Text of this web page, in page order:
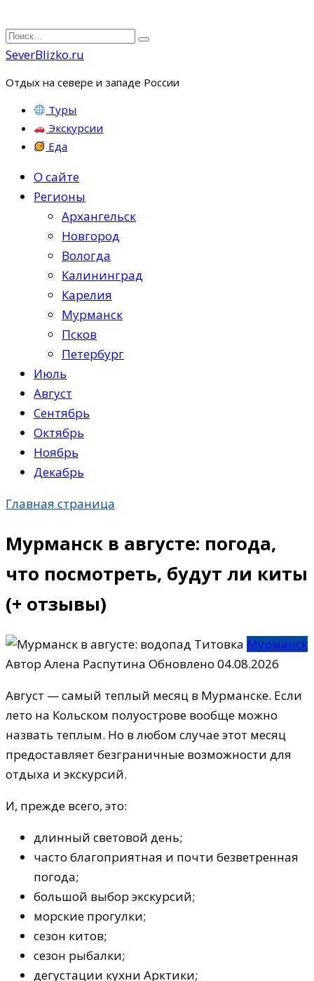
Перейти
к
Search
for:
SeverBlizko.ru
Отдых на севере и западе России
Туры
Экскурсии
Еда
О сайте
Регионы
Архангельск
Новгород
Вологда
Калининград
Карелия
Мурманск
Псков
Петербург
Июль
Август
Сентябрь
Октябрь
Ноябрь
Декабрь
Главная страница
Мурманск в августе: погода,
что посмотреть, будут ли киты
(+ отзывы)
Мурманск
Автор Алена Распутина Обновлено 04.08.2026
Август — самый теплый месяц в Мурманске. Если
лето на Кольском полуострове вообще можно
назвать теплым. Но в любом случае этот месяц
предоставляет безграничные возможности для
отдыха и экскурсий.
И, прежде всего, это:
длинный световой день;
часто благоприятная и почти безветренная
погода;
большой выбор экскурсий;
морские прогулки;
сезон китов;
сезон рыбалки;
дегустации кухни Арктики;